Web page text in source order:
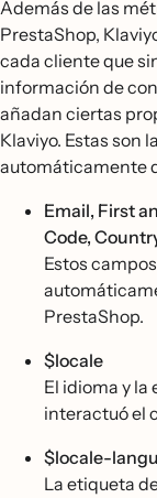
Además de las
PrestaShop,
cada cliente que
información de
añadan ciertas
Klaviyo. Estas son
automáticamente
Email, First
Code,
Estos
PrestaShop.
$locale
El idioma y la
interactuó el
$locale-
La etiqueta